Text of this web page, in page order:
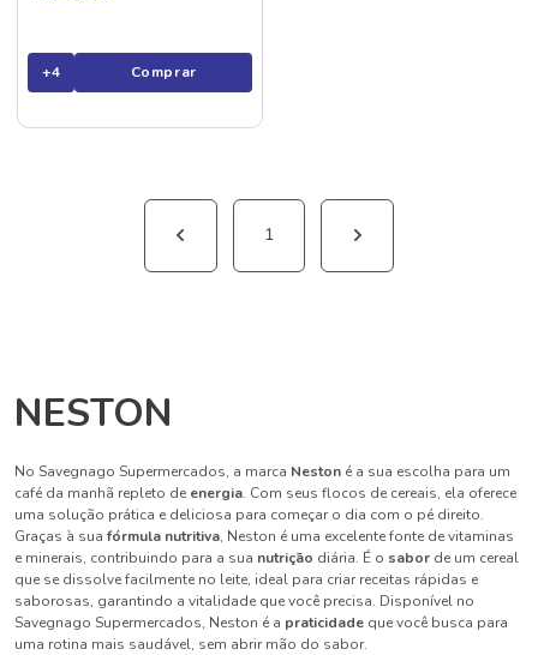
+4 Comprar
1
NESTON
No Savegnago Supermercados, a marca Neston é a sua escolha para um
café da manhã repleto de energia. Com seus flocos de cereais, ela oferece
uma solução prática e deliciosa para começar o dia com o pé direito.
Graças à sua fórmula nutritiva, Neston é uma excelente fonte de vitaminas
e minerais, contribuindo para a sua nutrição diária. É o sabor de um cereal
que se dissolve facilmente no leite, ideal para criar receitas rápidas e
saborosas, garantindo a vitalidade que você precisa. Disponível no
Savegnago Supermercados, Neston é a praticidade que você busca para
uma rotina mais saudável, sem abrir mão do sabor.